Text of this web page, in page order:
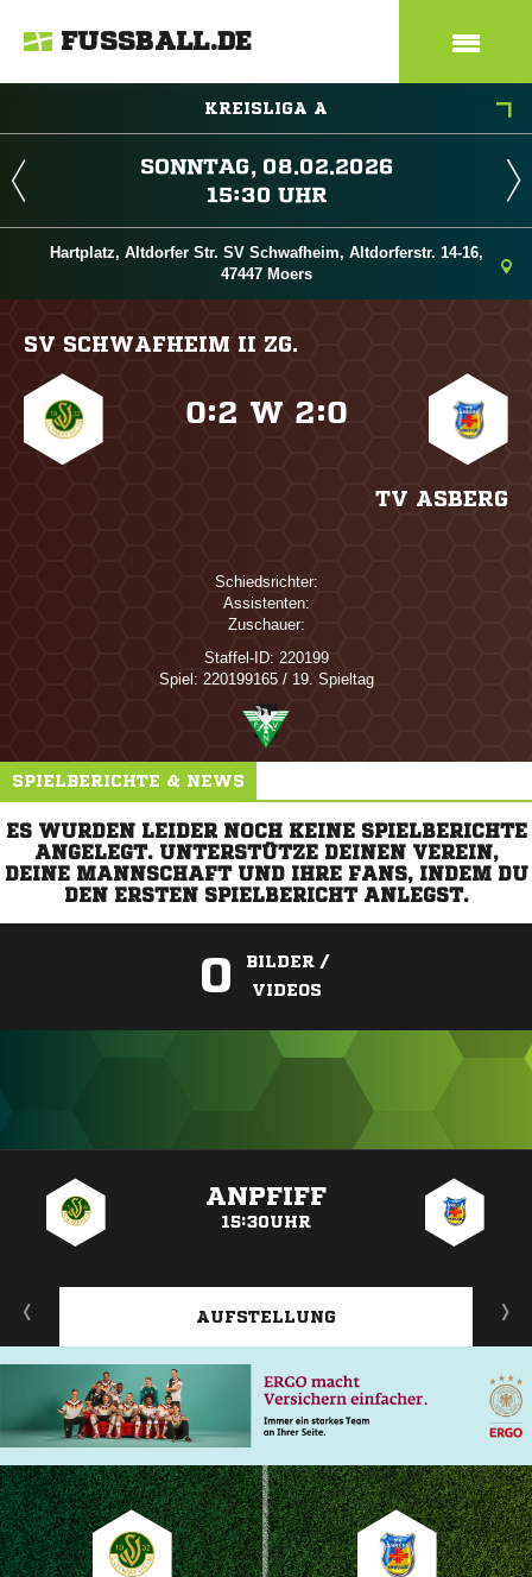
FUSSBALL.DE
KREISLIGA A
 
 
Hartplatz, Altdorfer Str. SV Schwafheim, Altdorferstr. 14-16,
47447 Moers
SV SCHWAFHEIM II ZG.
: W :
TV ASBERG
Schiedsrichter:
Assistenten:
Zuschauer:
Staffel-ID: 220199
Spiel: 220199165 / 19. Spieltag
SPIELBERICHTE & NEWS
ES WURDEN LEIDER NOCH KEINE SPIELBERICHTE
ANGELEGT. UNTERSTÜTZE DEINEN VEREIN,
DEINE MANNSCHAFT UND IHRE FANS, INDEM DU
DEN ERSTEN SPIELBERICHT ANLEGST.
0
BILDER /
VIDEOS
ANPFIFF
15:30UHR
AUFSTELLUNG